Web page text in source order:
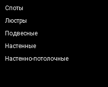
Споты
Люстры
Подвесные
Настенные
Настенно-потолочные